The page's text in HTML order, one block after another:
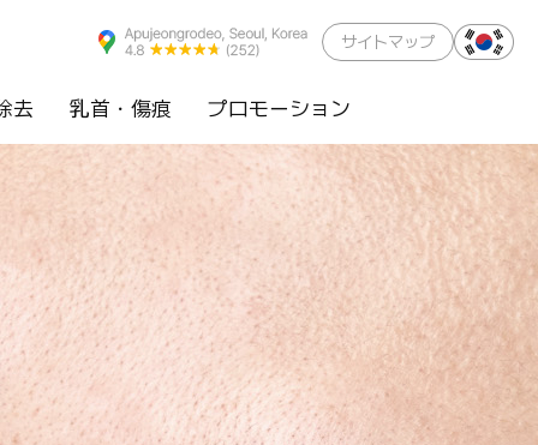
サイトマップ
去 乳首・傷痕 プロモーション